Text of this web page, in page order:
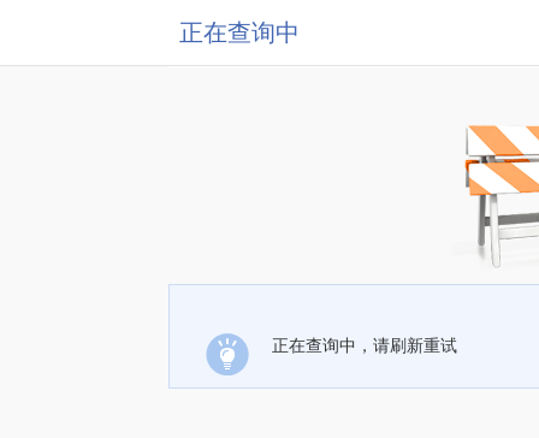
正在查询中
正在查询中，请刷新重试